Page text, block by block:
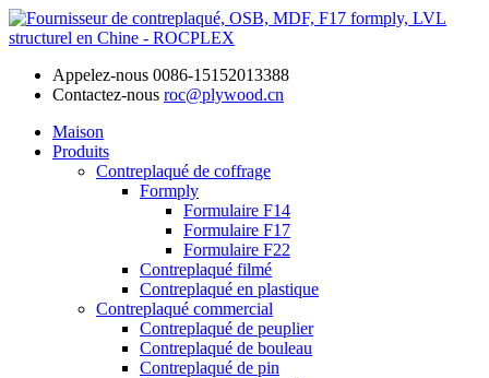
Appelez-nous 0086-15152013388
Contactez-nous roc@plywood.cn
Maison
Produits
Contreplaqué de coffrage
Formply
Formulaire F14
Formulaire F17
Formulaire F22
Contreplaqué filmé
Contreplaqué en plastique
Contreplaqué commercial
Contreplaqué de peuplier
Contreplaqué de bouleau
Contreplaqué de pin